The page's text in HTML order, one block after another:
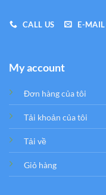
CALL US E-MAIL
My account
Đơn hàng của tôi
Tải khoản của tôi
Tải về
Giỏ hàng